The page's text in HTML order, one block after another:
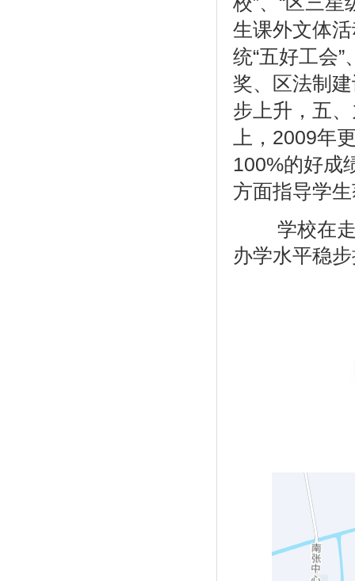
生课外文体
统“五好工会”
奖、区法制
步上升，五
上，2009年
100%的好成
方面指导学
学校在走
办学水平稳